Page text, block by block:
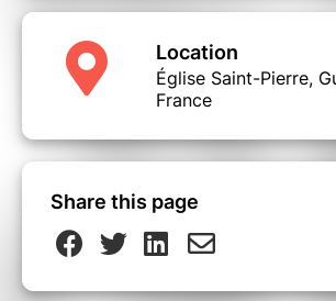
Location
Église Saint-Pierre,
France
Share this page